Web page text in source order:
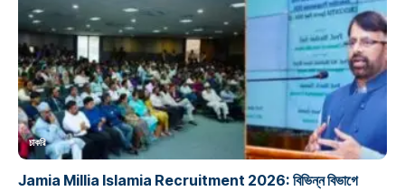
চাকরি
Jamia Millia Islamia Recruitment 2026: বিভিন্ন বিভাগে